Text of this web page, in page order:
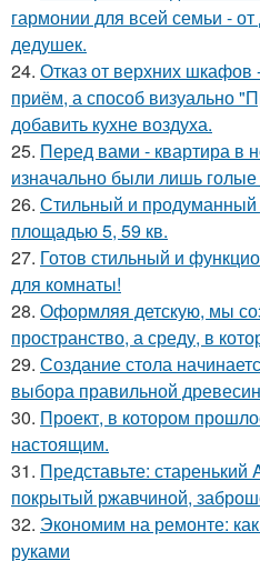
гармонии для всей семьи -
дедушек.
24. Отказ от верхних шкафов
приём, а способ визуально
добавить кухне воздуха.
25. Перед вами - квартира в
изначально были лишь
26. Стильный и продуманный
площадью 5, 59 кв.
27. Готов стильный и
для комнаты!
28. Оформляя детскую, мы
пространство, а среду, в
29. Создание стола
выбора правильной
30. Проект, в котором
настоящим.
31. Представьте: старенький
покрытый ржавчиной,
32. Экономим на ремонте:
руками